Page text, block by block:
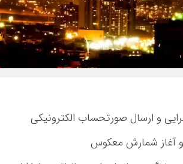
و ارسال صورتحساب الکترونیکی